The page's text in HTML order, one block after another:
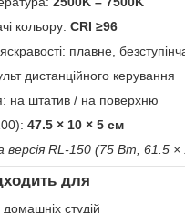
кольору: CRI ≥96
плавне,
дистанційного керування
на штатив / на поверхню
47.5 × 10 × 5 см
версія RL-150 (75 Вт, 61.5 ×
для
студій